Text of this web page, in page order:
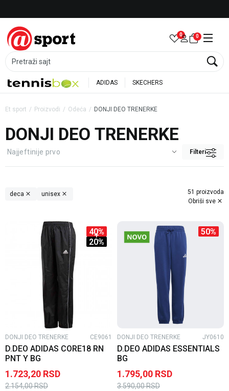
Pretraži sajt
0 0
ADIDAS SKECHERS
Et sport Proizvodi Odeća DONJI DEO TRENERKE
DONJI DEO TRENERKE
Filteri
deca unisex
51 proizvoda
Obriši sve
40%
20%
DONJI DEO TRENERKE CE9061
D.DEO ADIDAS CORE18 RN
PNT Y BG
1.723,20 RSD
2.154,00RSD
50%
DONJI DEO TRENERKE JY0610
D.DEO ADIDAS ESSENTIALS
BG
1.795,00 RSD
3.590,00RSD